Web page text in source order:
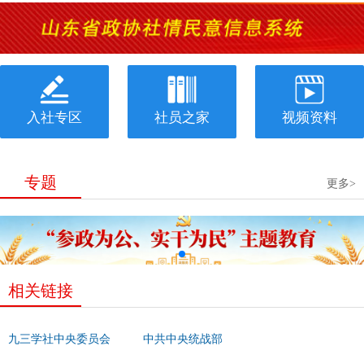
入社专区 社员之家 视频资料
更多>
专题
相关链接
九三学社中央委员会 中共中央统战部